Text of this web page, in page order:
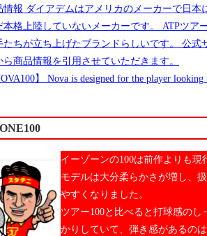
情報 ダイアデムはアメリカのメーカーで日本
本格上陸していないメーカーです。 ATPツア
たちが立ち上げたブランドらしいです。 公式
ら商品情報を引用させていただきます。
】 Nova is designed for the player looking
イーゾーンの100は前作よりも現
モデルは大分柔らかさが増し、
やすくなりました。
ツアー100と比べると打球感のし
かりしていて、弾き感があるのは